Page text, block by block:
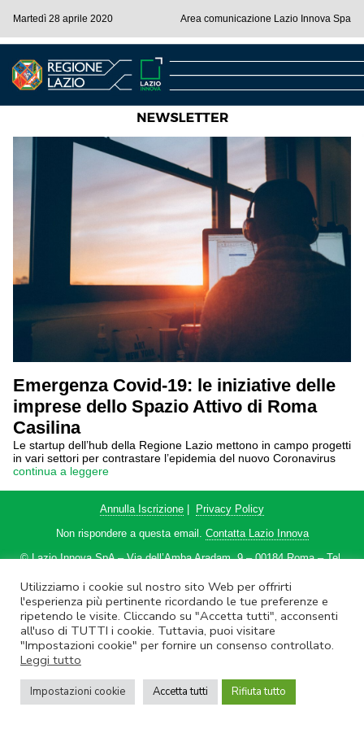
Utilizziamo i cookie sul nostro sito Web per offrirti
l'esperienza più pertinente ricordando le tue preferenze e
ripetendo le visite. Cliccando su "Accetta tutti", acconsenti
all'uso di TUTTI i cookie. Tuttavia, puoi visitare
"Impostazioni cookie" per fornire un consenso controllato.
Leggi tutto
Impostazioni cookie Accetta tutti Rifiuta tutto
Martedì 28 aprile 2020 Area comunicazione Lazio Innova Spa
Emergenza Covid-19: le iniziative delle
imprese dello Spazio Attivo di Roma
Casilina
Le startup dell’hub della Regione Lazio mettono in campo progetti
in vari settori per contrastare l’epidemia del nuovo Coronavirus
continua a leggere
Annulla Iscrizione
Privacy Policy
Non rispondere a questa email. Contatta Lazio Innova
© Lazio Innova SpA – Via dell’Amba Aradam, 9 – 00184 Roma – Tel.